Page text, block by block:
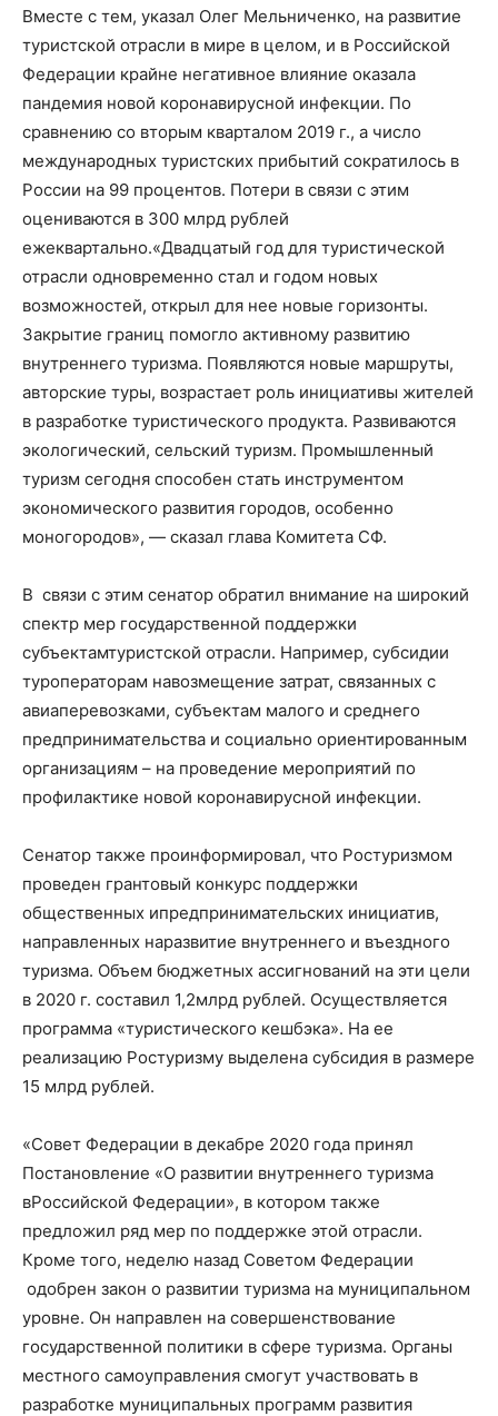
Вместе с тем, указал Олег Мельниченко, на развитие
туристской отрасли в мире в целом, и в Российской
Федерации крайне негативное влияние оказала
пандемия новой коронавирусной инфекции. По
сравнению со вторым кварталом 2019 г., а число
международных туристских прибытий сократилось в
России на 99 процентов. Потери в связи с этим
оцениваются в 300 млрд рублей
ежеквартально.«Двадцатый год для туристической
отрасли одновременно стал и годом новых
возможностей, открыл для нее новые горизонты.
Закрытие границ помогло активному развитию
внутреннего туризма. Появляются новые маршруты,
авторские туры, возрастает роль инициативы жителей
в разработке туристического продукта. Развиваются
экологический, сельский туризм. Промышленный
туризм сегодня способен стать инструментом
экономического развития городов, особенно
моногородов», — сказал глава Комитета СФ.
В связи с этим сенатор обратил внимание на широкий
спектр мер государственной поддержки
субъектамтуристской отрасли. Например, субсидии
туроператорам навозмещение затрат, связанных с
авиаперевозками, субъектам малого и среднего
предпринимательства и социально ориентированным
организациям – на проведение мероприятий по
профилактике новой коронавирусной инфекции.
Сенатор также проинформировал, что Ростуризмом
проведен грантовый конкурс поддержки
общественных ипредпринимательских инициатив,
направленных наразвитие внутреннего и въездного
туризма. Объем бюджетных ассигнований на эти цели
в 2020 г. составил 1,2млрд рублей. Осуществляется
программа «туристического кешбэка». На ее
реализацию Ростуризму выделена субсидия в размере
15 млрд рублей.
«Совет Федерации в декабре 2020 года принял
Постановление «О развитии внутреннего туризма
вРоссийской Федерации», в котором также
предложил ряд мер по поддержке этой отрасли.
Кроме того, неделю назад Советом Федерации
одобрен закон о развитии туризма на муниципальном
уровне. Он направлен на совершенствование
государственной политики в сфере туризма. Органы
местного самоуправления смогут участвовать в
разработке муниципальных программ развития